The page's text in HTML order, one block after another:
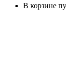
В корзине